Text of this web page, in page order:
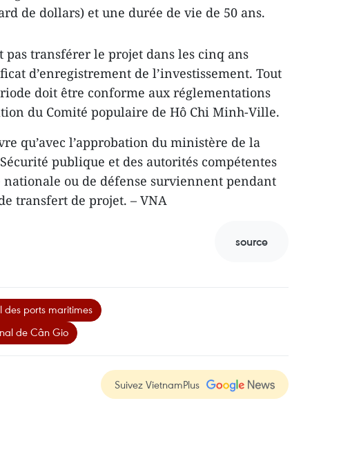
de dollars) et une durée de vie de 50 ans.
pas transférer le projet dans les cinq ans
d’enregistrement de l’investissement. Tout
doit être conforme aux réglementations
du Comité populaire de Hô Chi Minh-Ville.
qu’avec l’approbation du ministère de la
publique et des autorités compétentes
nationale ou de défense surviennent pendant
transfert de projet. – VNA
source
des ports maritimes
de Cân Gio
Suivez VietnamPlus